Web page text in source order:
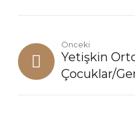
Önceki
Yetişkin
Çocuklar/